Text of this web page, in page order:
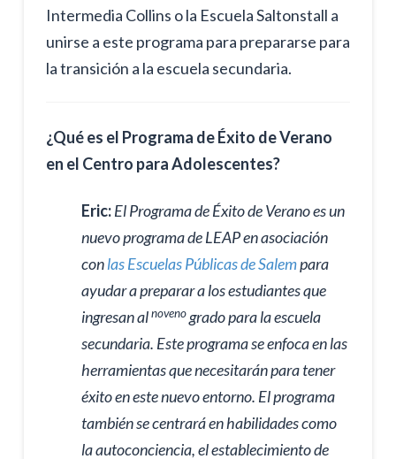
Intermedia Collins o la Escuela Saltonstall a
unirse a este programa para prepararse para
la transición a la escuela secundaria.
¿Qué es el Programa de Éxito de Verano
en el Centro para Adolescentes?
Eric:El Programa de Éxito de Verano es un
nuevo programa de LEAP en asociación
conlas Escuelas Públicas de Salempara
ayudar a preparar a los estudiantes que
ingresan alnovenogrado para la escuela
secundaria. Este programa se enfoca en las
herramientas que necesitarán para tener
éxito en este nuevo entorno. El programa
también se centrará en habilidades como
la autoconciencia, el establecimiento de